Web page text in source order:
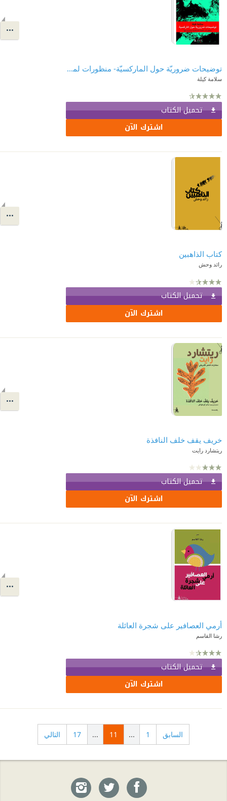
توضيحات ضروريّة حول الماركسيّة- منظورات لماهية الماركسية وصيرورتها
سلامة كيلة
تحميل الكتاب
اشترك الآن
كتاب الذاهبين
رائد وحش
تحميل الكتاب
اشترك الآن
خريف يقف خلف النافذة
ريتشارد رايت
تحميل الكتاب
اشترك الآن
أرمي العصافير على شجرة العائلة
رشا القاسم
تحميل الكتاب
اشترك الآن
السابق 1
...
11
...
17 التالي